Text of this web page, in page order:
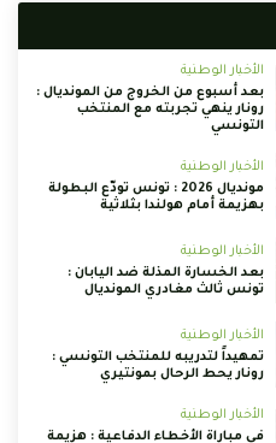
الأخبار الوطنية
بعد أسبوع من الخروج من المونديال :
رونار ينهي تجربته مع المنتخب
التونسي
الأخبار الوطنية
مونديال 2026 : تونس تودّع البطولة
بهزيمة أمام هولندا بثلاثية
الأخبار الوطنية
بعد الخسارة المذلة ضد اليابان :
تونس ثالث مغادري المونديال
الأخبار الوطنية
تمهيداً لتدريبه للمنتخب التونسي :
رونار يحط الرحال بمونتيري
الأخبار الوطنية
في مباراة الأخطاء الدفاعية : هزيمة